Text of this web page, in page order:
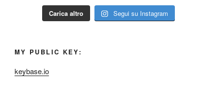
Carica altro Segui su Instagram
MY PUBLIC KEY:
keybase.io